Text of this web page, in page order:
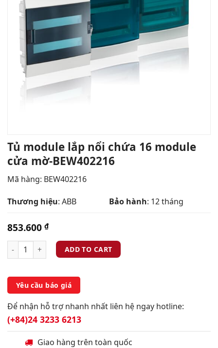
Tủ module lắp nổi chứa 16 module
cửa mờ-BEW402216
Mã hàng: BEW402216
Thương hiệu: ABB Bảo hành: 12 tháng
853.600 ₫
ADD TO CART
Yêu cầu báo giá
Để nhận hỗ trợ nhanh nhất liên hệ ngay hotline:
(+84)24 3233 6213
Giao hàng trên toàn quốc